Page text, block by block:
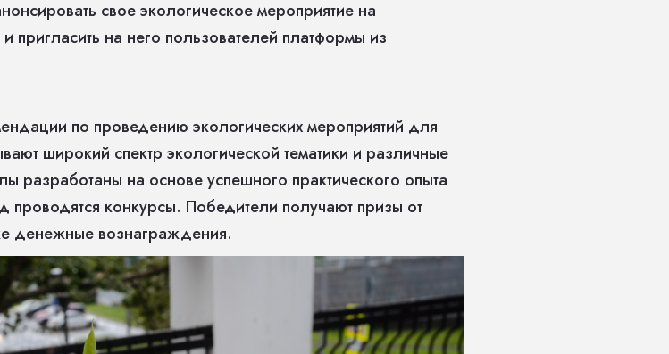
свое экологическое мероприятие на
пригласить на него пользователей платформы из
по проведению экологических мероприятий для
широкий спектр экологической тематики и различные
разработаны на основе успешного практического опыта
проводятся конкурсы. Победители получают призы от
денежные вознаграждения.